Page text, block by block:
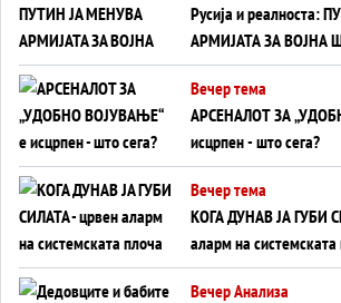
Русија и реалноста:
АРМИЈАТА ЗА ВОЈНА
БЕЗ ФРОНТ
Вечер тема
АРСЕНАЛОТ ЗА
исцрпен - што сега?
Вечер тема
КОГА ДУНАВ ЈА ГУБИ
аларм на
Германија до Црното
Вечер Анализа